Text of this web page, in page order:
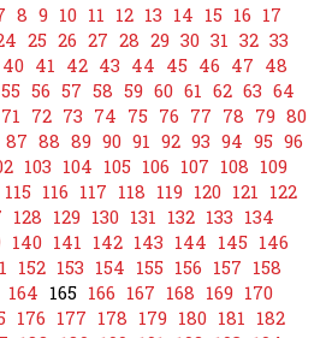
8 9 10 11 12 13 14 15 16 17
25 26 27 28 29 30 31 32 33
40 41 42 43 44 45 46 47 48
55 56 57 58 59 60 61 62 63 64
71 72 73 74 75 76 77 78 79 80
87 88 89 90 91 92 93 94 95 96
103 104 105 106 107 108 109
115 116 117 118 119 120 121 122
128 129 130 131 132 133 134
140 141 142 143 144 145 146
152 153 154 155 156 157 158
164 165 166 167 168 169 170
176 177 178 179 180 181 182